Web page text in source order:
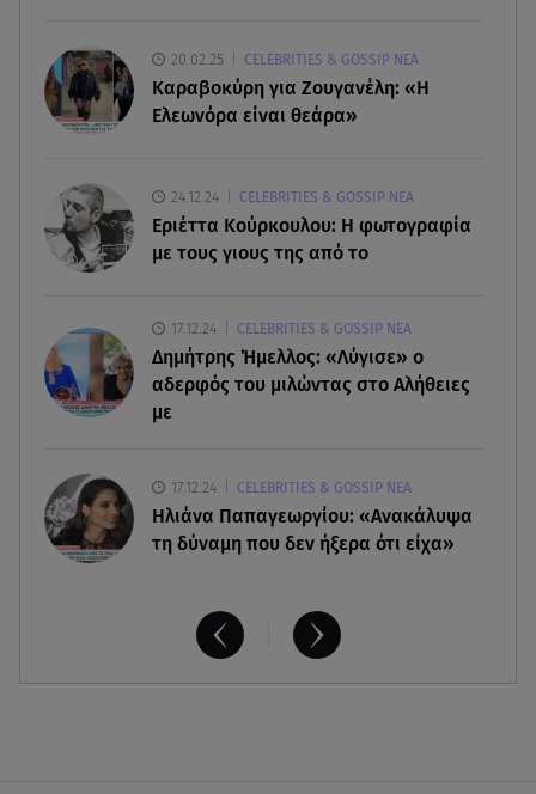
Συντάξεις Σεπτεμβρίου: Πότε θα μπουν τα
χρήματα στους λογαριασμούς
- Σηκώθηκαν εναέρια μέσα
07.08.26 , 18:34
20.02.25 CELEBRITIES & GOSSIP ΝΕΑ
Καραβοκύρη για Ζουγανέλη: «Η
Ελεωνόρα είναι θεάρα»
24.12.24 CELEBRITIES & GOSSIP ΝΕΑ
Εριέττα Κούρκουλου: Η φωτογραφία
με τους γιους της από το
17.12.24 CELEBRITIES & GOSSIP ΝΕΑ
Δημήτρης Ήμελλος: «Λύγισε» ο
αδερφός του μιλώντας στο Αλήθειες
με
17.12.24 CELEBRITIES & GOSSIP ΝΕΑ
Ηλιάνα Παπαγεωργίου: «Ανακάλυψα
τη δύναμη που δεν ήξερα ότι είχα»